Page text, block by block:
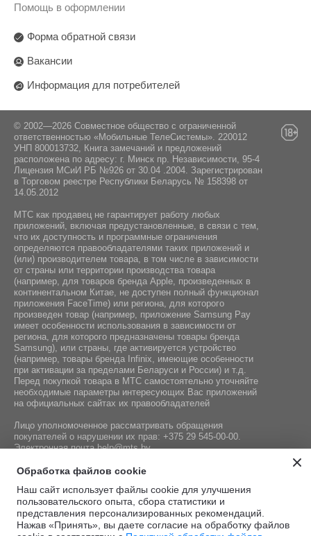
Помощь в оформлении
Форма обратной связи
Вакансии
Информация для потребителей
© 2002—2026 Совместное общество с ограниченной
ответственностью «Мобильные ТелеСистемы». 220012
УНП 800013732, Книга замечаний и предложений
расположена по адресу: г. Минск пр. Независимости, 95-4
Лицензия МСиИ РБ №926 от 30.04 .2004. Зарегистрирован
в Торговом реестре Республики Беларусь № 158398 от
14.05.2012
МТС как продавец не гарантирует работу любых
приложений, включая предустановленные, в связи с тем,
что их доступность и программные ограничения
определяются правообладателями таких приложений и
(или) производителем товара, в том числе в зависимости
от страны или территории производства товара
(например, для товаров бренда Apple, произведенных в
континентальном Китае, не доступен полный функционал
приложения FaceTime) или региона, для которого
произведен товар (например, приложение Samsung Pay
имеет особенности использования в зависимости от
региона, для которого предназначены товары бренда
Samsung), или страны, где активируется устройство
(например, товары бренда Infiniх, имеющие особенности
при активации за пределами Беларуси и России) и т.д.
Перед покупкой товара в МТС самостоятельно уточняйте
необходимые параметры интересующих Вас приложений
на официальных сайтах их правообладателей
Лицо уполномоченное рассматривать обращения
покупателей о нарушении их прав: +375 29 545-00-00.
Электронная почтаhelp@mts.by
Номер телефона работников местных исполнительных и
регистрации СООО «Мобильные ТелеСистемы»,
уполномоченных рассматривать обращения покупателей:
+375 17 215-14-65
Обработка файлов cookie
Наш сайт использует файлы cookie для улучшения
пользовательского опыта, сбора статистики и
представления персонализированных рекомендаций.
Нажав «Принять», вы даете согласие на обработку файлов